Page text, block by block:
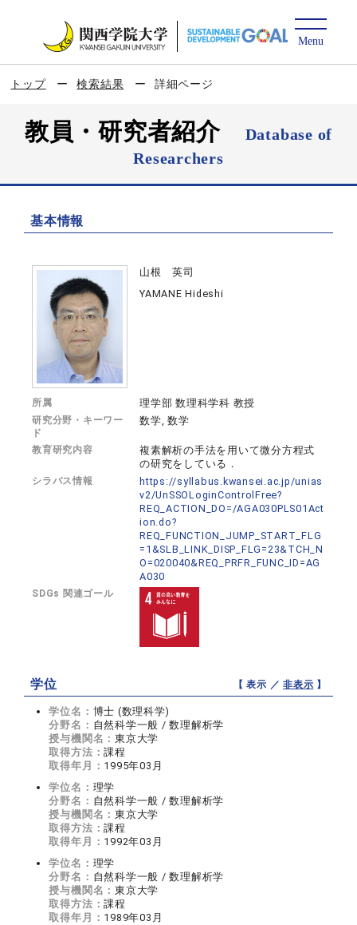
トップ 検索結果 詳細ページ
教員・研究者紹介
Database of
Researchers
基本情報
山根 英司
YAMANE Hideshi
所属 理学部 数理科学科 教授
研究分野・キーワー
ド
数学, 数学
教育研究内容
複素解析の手法を用いて微分方程式
の研究をしている．
シラバス情報
https://syllabus.kwansei.ac.jp/unias
v2/UnSSOLoginControlFree?
REQ_ACTION_DO=/AGA030PLS01Act
ion.do?
REQ_FUNCTION_JUMP_START_FLG
=1&SLB_LINK_DISP_FLG=23&TCH_N
O=020040&REQ_PRFR_FUNC_ID=AG
A030
SDGs 関連ゴール
学位 【 表示 ／非表示 】
学位名： 博士 (数理科学)
分野名： 自然科学一般 / 数理解析学
授与機関名：東京大学
取得方法：課程
取得年月： 1995年03月
学位名： 理学
分野名： 自然科学一般 / 数理解析学
授与機関名：東京大学
取得方法：課程
取得年月： 1992年03月
学位名： 理学
分野名： 自然科学一般 / 数理解析学
授与機関名：東京大学
取得方法：課程
取得年月： 1989年03月